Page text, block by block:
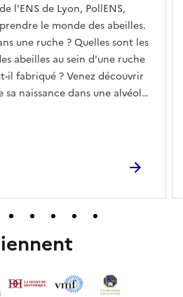
l'ENS de Lyon, PollENS,
le monde des abeilles.
une ruche ? Quelles sont les
abeilles au sein d'une ruche
il fabriqué ? Venez découvrir
naissance dans une alvéole